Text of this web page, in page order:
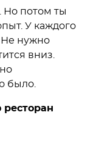
Но потом ты
У каждого
Не нужно
вниз.
было.
ресторан